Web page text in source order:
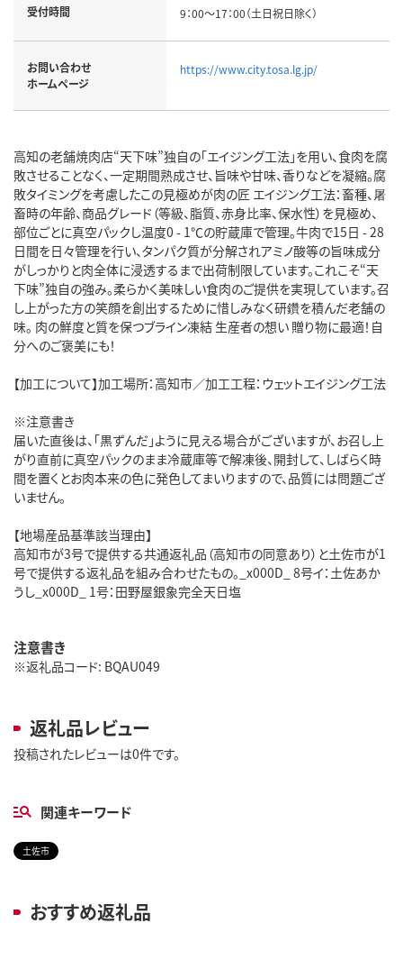
受付時間 9：00～17：00（土日祝日除く）
お問い合わせ
ホームページ
https://www.city.tosa.lg.jp/
高知の老舗焼肉店“天下味”独自の「エイジング工法」を用い、食肉を腐
敗させることなく、一定期間熟成させ、旨味や甘味、香りなどを凝縮。腐
敗タイミングを考慮したこの見極めが肉の匠 エイジング工法：畜種、屠
畜時の年齢、商品グレード（等級、脂質、赤身比率、保水性）を見極め、
部位ごとに真空パックし温度0 - 1℃の貯蔵庫で管理。牛肉で15日 - 28
日間を日々管理を行い、タンパク質が分解されアミノ酸等の旨味成分
がしっかりと肉全体に浸透するまで出荷制限しています。これこそ“天
下味”独自の強み。柔らかく美味しい食肉のご提供を実現しています。召
し上がった方の笑顔を創出するために惜しみなく研鑽を積んだ老舗の
味。 肉の鮮度と質を保つブライン凍結 生産者の想い 贈り物に最適！自
分へのご褒美にも！
【加工について】加工場所：高知市／加工工程：ウェットエイジング工法
※注意書き
届いた直後は、「黒ずんだ」ように見える場合がございますが、お召し上
がり直前に真空パックのまま冷蔵庫等で解凍後、開封して、しばらく時
間を置くとお肉本来の色に発色してまいりますので、品質には問題ござ
いません。
【地場産品基準該当理由】
高知市が3号で提供する共通返礼品（高知市の同意あり）と土佐市が1
号で提供する返礼品を組み合わせたもの。_x000D_ 8号イ：土佐あか
うし_x000D_ 1号：田野屋銀象完全天日塩
注意書き
※返礼品コード: BQAU049
返礼品レビュー
投稿されたレビューは0件です。
関連キーワード
土佐市
おすすめ返礼品